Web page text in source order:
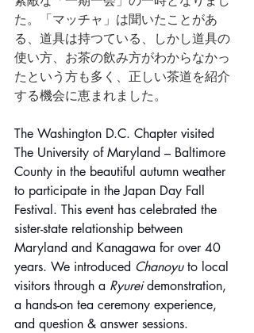
た。「マッチャ」は聞いたことがあ
る、道具は持つている、しかし道具の
使い方、お茶の飲み方がわからなかっ
たという方も多く、正しい茶道を紹介
する機会に恵まれました。
The Washington D.C. Chapter visited
The University of Maryland – Baltimore
County in the beautiful autumn weather
to participate in the Japan Day Fall
Festival. This event has celebrated the
sister-state relationship between
Maryland and Kanagawa for over 40
years. We introduced Chanoyu to local
visitors through a Ryurei demonstration,
a hands-on tea ceremony experience,
and question & answer sessions.